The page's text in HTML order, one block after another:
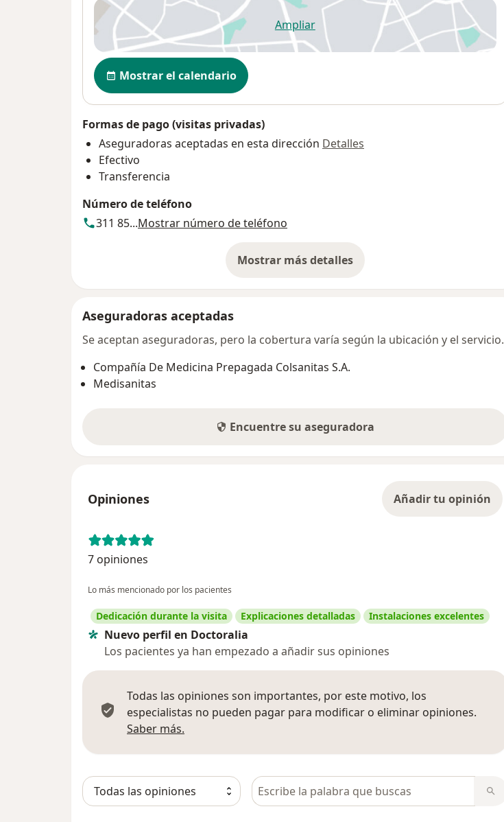
Ampliarse abre en una nueva pestaña
Disponibilidad
Mostrar el calendario
Formas de pago (visitas privadas)
Aseguradoras aceptadas en esta dirección Detalles
Efectivo
Transferencia
Número de teléfono
311 85...Mostrar número de teléfono
Mostrar más detalles
sobre la dirección
Aseguradoras aceptadas
Se aceptan aseguradoras, pero la cobertura varía según la ubicación y el servicio.
Compañía De Medicina Prepagada Colsanitas S.A.
Medisanitas
Encuentre su aseguradora
Opiniones Añadir tu opinión
7 opiniones
Lo más mencionado por los pacientes
Dedicación durante la visita Explicaciones detalladas Instalaciones excelentes
Nuevo perfil en Doctoralia
Los pacientes ya han empezado a añadir sus opiniones
Todas las opiniones son importantes, por este motivo, los
especialistas no pueden pagar para modificar o eliminar opiniones.
Saber más.
Busca en opiniones